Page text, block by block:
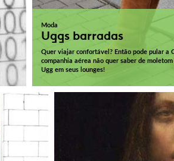
Moda
Uggs barradas
Quer viajar confortável? Então pode pular a
companhia aérea não quer saber de moletom
Ugg em seus lounges!